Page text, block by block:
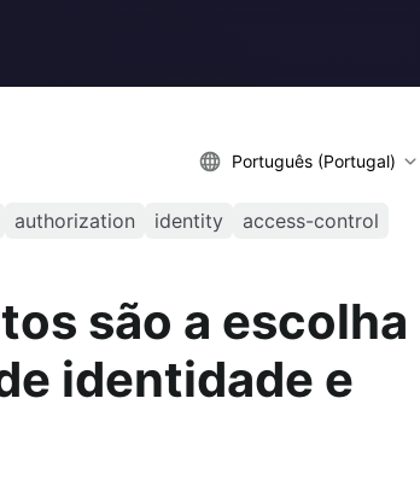
Português (Portugal)
authorization identity access-control
são a escolha
identidade e